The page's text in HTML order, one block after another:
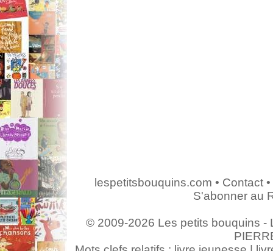
lespetitsbouquins.com • Contact•
S'abonner au
© 2009-2026 Les petits bouquins -